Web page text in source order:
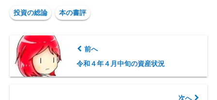
投資の総論 本の書評
前へ
令和４年４月中旬の資産状況
次へ